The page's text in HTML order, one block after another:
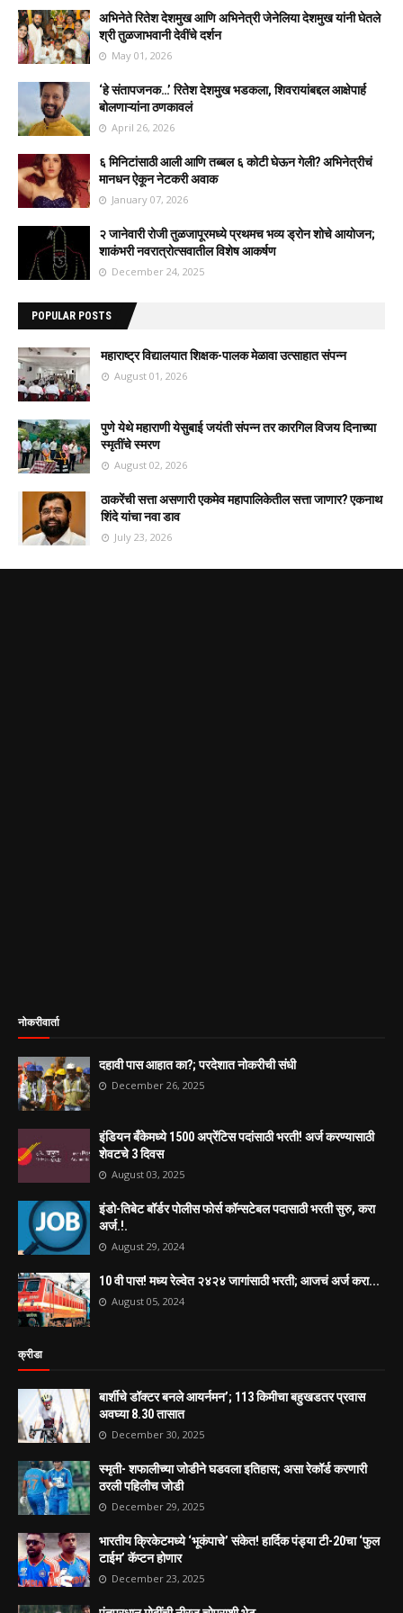
अभिनेते रितेश देशमुख आणि अभिनेत्री जेनेलिया देशमुख यांनी घेतले
श्री तुळजाभवानी देवींचे दर्शन
May 01, 2026
‘हे संतापजनक…’ रितेश देशमुख भडकला, शिवरायांबद्दल आक्षेपार्ह
बोलणाऱ्यांना ठणकावलं
April 26, 2026
६ मिनिटांसाठी आली आणि तब्बल ६ कोटी घेऊन गेली? अभिनेत्रीचं
मानधन ऐकून नेटकरी अवाक
January 07, 2026
२ जानेवारी रोजी तुळजापूरमध्ये प्रथमच भव्य ड्रोन शोचे आयोजन;
शाकंभरी नवरात्रोत्सवातील विशेष आकर्षण
December 24, 2025
POPULAR POSTS
महाराष्ट्र विद्यालयात शिक्षक-पालक मेळावा उत्साहात संपन्न
August 01, 2026
पुणे येथे महाराणी येसुबाई जयंती संपन्न तर कारगिल विजय दिनाच्या
स्मृतींचे स्मरण
August 02, 2026
ठाकरेंची सत्ता असणारी एकमेव महापालिकेतील सत्ता जाणार? एकनाथ
शिंदे यांचा नवा डाव
July 23, 2026
नोकरीवार्ता
दहावी पास आहात का?; परदेशात नोकरीची संधी
December 26, 2025
इंडियन बँकेमध्ये 1500 अप्रेंटिस पदांसाठी भरती! अर्ज करण्यासाठी
शेवटचे 3 दिवस
August 03, 2025
इंडो-तिबेट बॉर्डर पोलीस फोर्स कॉन्सटेबल पदासाठी भरती सुरु, करा
अर्ज.!.
August 29, 2024
10 वी पास! मध्य रेल्वेत २४२४ जागांसाठी भरती; आजचं अर्ज करा...
August 05, 2024
क्रीडा
बार्शीचे डॉक्टर बनले आयर्नमन’; 113 किमीचा बहुखडतर प्रवास
अवघ्या 8.30 तासात
December 30, 2025
स्मृती- शफालीच्या जोडीने घडवला इतिहास; असा रेकॉर्ड करणारी
ठरली पहिलीच जोडी
December 29, 2025
भारतीय क्रिकेटमध्ये ‘भूकंपाचे’ संकेत! हार्दिक पंड्या टी-20चा ‘फुल
टाईम’ कॅप्टन होणार
December 23, 2025